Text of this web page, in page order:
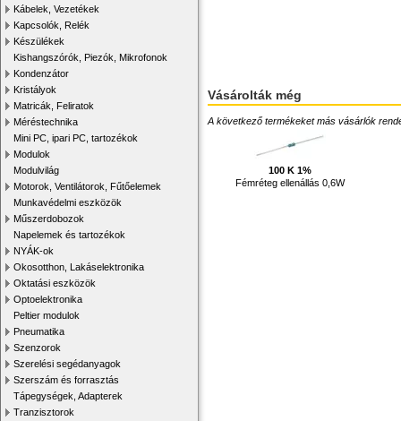
Kábelek, Vezetékek
Kapcsolók, Relék
Készülékek
Kishangszórók, Piezók, Mikrofonok
Kondenzátor
Kristályok
Matricák, Feliratok
Méréstechnika
Mini PC, ipari PC, tartozékok
Modulok
Modulvilág
Motorok, Ventilátorok, Fűtőelemek
Munkavédelmi eszközök
Műszerdobozok
Napelemek és tartozékok
NYÁK-ok
Okosotthon, Lakáselektronika
Oktatási eszközök
Optoelektronika
Peltier modulok
Pneumatika
Szenzorok
Szerelési segédanyagok
Szerszám és forrasztás
Tápegységek, Adapterek
Tranzisztorok
Vásárolták még
A következő termékeket más vásárlók
100 K 1%
Fémréteg ellenállás 0,6W